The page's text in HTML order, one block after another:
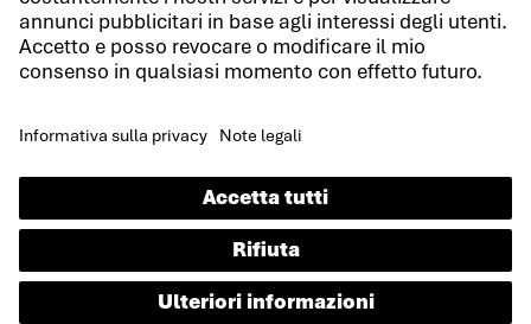
Protezione dei dati
Cookies
Condizioni di gara
Dichiarazione sull'accessibilità